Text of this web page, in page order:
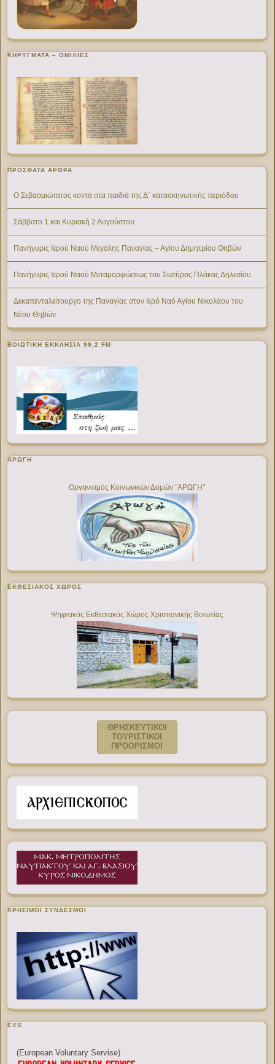
ΚΗΡΥΓΜΑΤΑ – ΟΜΙΛΙΕΣ
ΠΡΌΣΦΑΤΑ ΆΡΘΡΑ
Ο Σεβασμιώτατος κοντά στα παιδιά της Δ΄ κατασκηνωτικής περιόδου
Σάββατο 1 και Κυριακή 2 Αυγούστου
Πανήγυρις Ιερού Ναού Μεγάλης Παναγίας – Αγίου Δημητρίου Θηβών
Πανήγυρις Ιερού Ναού Μεταμορφώσεως του Σωτήρος Πλάκας Δηλεσίου
Δεκαπενταλείτουργο της Παναγίας στον Ιερό Ναό Αγίου Νικολάου του
Νέου Θηβών
ΒΟΙΩΤΙΚΉ ΕΚΚΛΗΣΊΑ 99,2 FM
ΑΡΩΓΗ
Οργανισμός Κοινωνικών Δομών "ΑΡΩΓΗ"
ΕΚΘΕΣΙΑΚΌΣ ΧΏΡΟΣ
Ψηφιακός Εκθεσιακός Χώρος Χριστιανικής Βοιωτίας
ΘΡΗΣΚΕΥΤΙΚΟΙ
ΤΟΥΡΙΣΤΙΚΟΙ
ΠΡΟΟΡΙΣΜΟΙ
ΧΡΉΣΙΜΟΙ ΣΎΝΔΕΣΜΟΙ
EVS
(European Voluntary Servise)